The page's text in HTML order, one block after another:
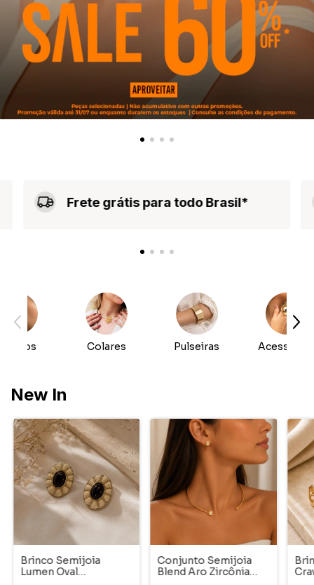
Frete grátis para todo Brasil*
Colares Pulseiras
New In
Brinco Semijoia
Lumen Oval
Conjunto Semijoia
Blend Aro Zircônia